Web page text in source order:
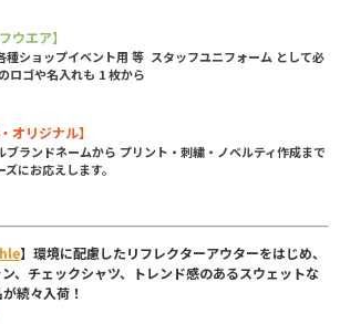
ウエア】
種ショップイベント用 等 スタッフユニフォーム として必
ロゴや名入れも 1 枚から
オリジナル】
ブランドネームから プリント・刺繍・ノベルティ作成まで
にお応えします。
】環境に配慮したリフレクターアウターをはじめ、
、チェックシャツ、トレンド感のあるスウェットな
続々入荷！